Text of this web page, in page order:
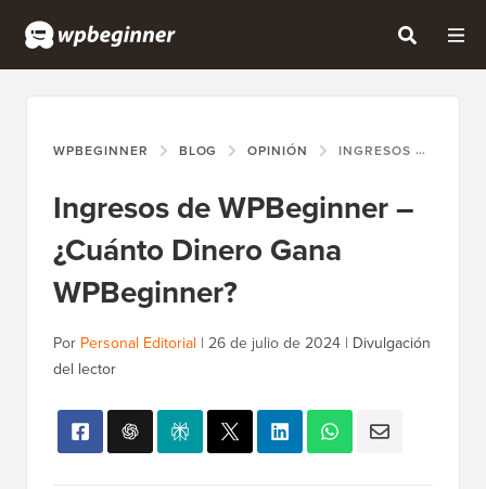
WPBEGINNER BLOG OPINIÓN INGRESOS DE WPBEGINNER – ¿CUÁNTO DINERO GANA WPBEGINNER?
Ingresos de WPBeginner –
¿Cuánto Dinero Gana
WPBeginner?
Por Personal Editorial | 26 de julio de 2024 | Divulgación
del lector